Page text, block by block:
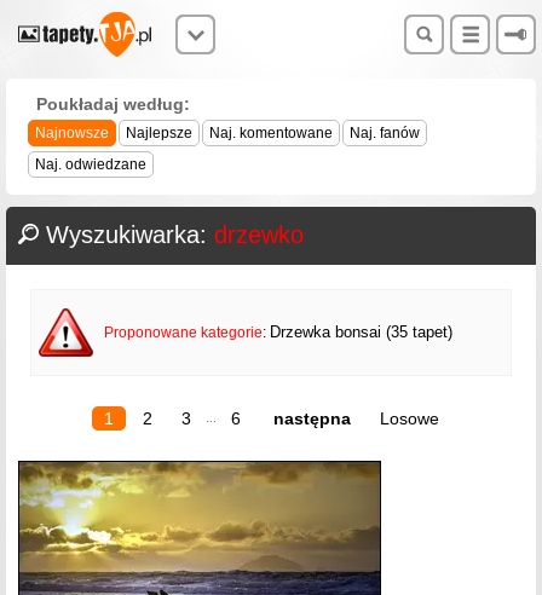
Poukładaj według:
Najnowsze Najlepsze Naj. komentowane
Naj. fanów
Naj. odwiedzane
Wyszukiwarka: drzewko
Proponowane kategorie: Drzewka bonsai (35 tapet)
1 2 3 6 następna Losowe